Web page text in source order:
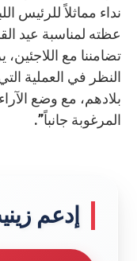
عظته لمناسبة عيد
تضامننا مع
النظر في العملية
بلادهم، مع وضع
المرغوبة جانباً”.
إدعم